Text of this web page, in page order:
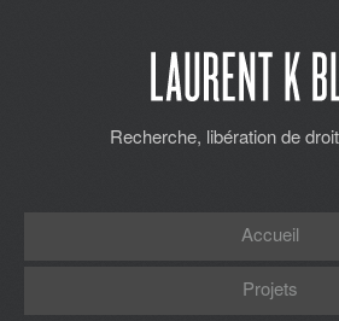
Recherche, libération de
Accueil
Projets